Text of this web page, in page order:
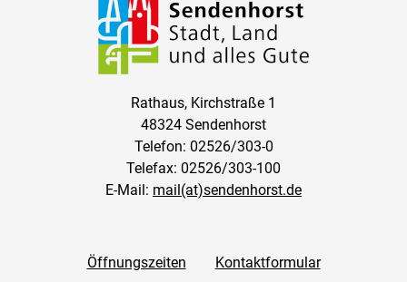
Rathaus, Kirchstraße 1
48324 Sendenhorst
Telefon: 02526/303-0
Telefax: 02526/303-100
E-Mail: mail(at)sendenhorst.de
Öffnungszeiten Kontaktformular